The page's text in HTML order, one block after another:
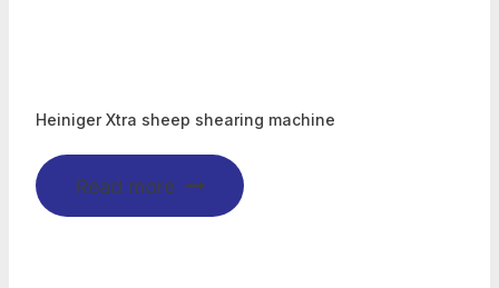
Heiniger Xtra sheep shearing machine
Read more